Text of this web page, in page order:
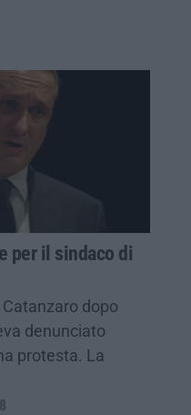
per il sindaco di
dopo
denunciato
protesta. La